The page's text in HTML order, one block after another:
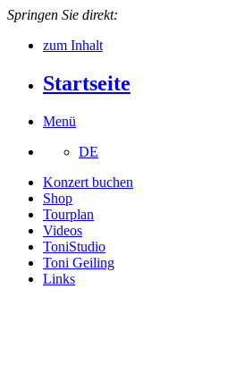
Springen Sie direkt:
zum Inhalt
Startseite
Menü
DE
Konzert buchen
Shop
Tourplan
Videos
ToniStudio
Toni Geiling
Links